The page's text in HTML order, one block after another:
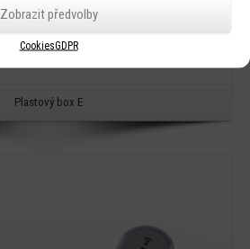
Zobrazit předvolby
CookiesGDPR
Plastový box E